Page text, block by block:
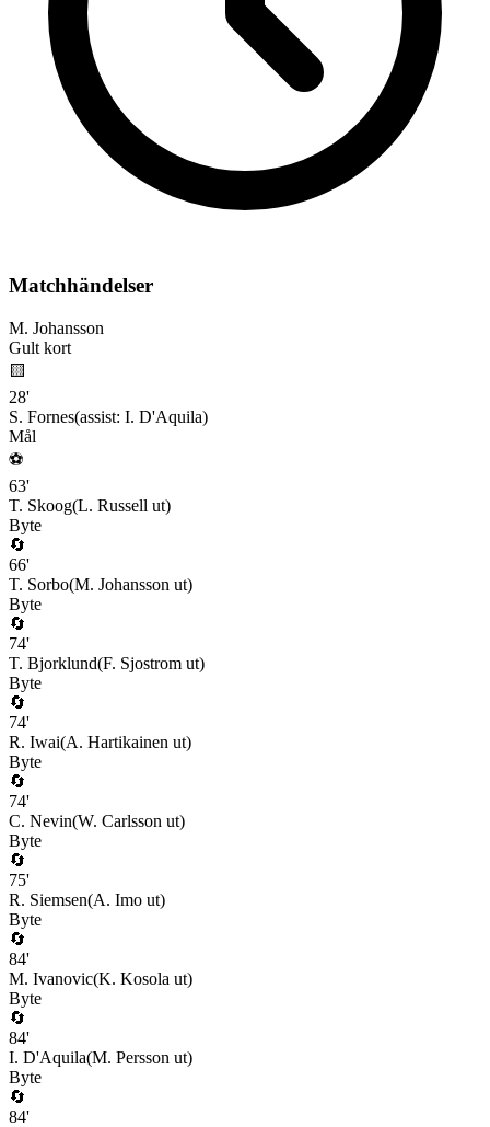
Matchhändelser
M. Johansson
Gult kort
🟨
28'
S. Fornes(assist: I. D'Aquila)
Mål
⚽
63'
T. Skoog(L. Russell ut)
Byte
🔄
66'
T. Sorbo(M. Johansson ut)
Byte
🔄
74'
T. Bjorklund(F. Sjostrom ut)
Byte
🔄
74'
R. Iwai(A. Hartikainen ut)
Byte
🔄
74'
C. Nevin(W. Carlsson ut)
Byte
🔄
75'
R. Siemsen(A. Imo ut)
Byte
🔄
84'
M. Ivanovic(K. Kosola ut)
Byte
🔄
84'
I. D'Aquila(M. Persson ut)
Byte
🔄
84'